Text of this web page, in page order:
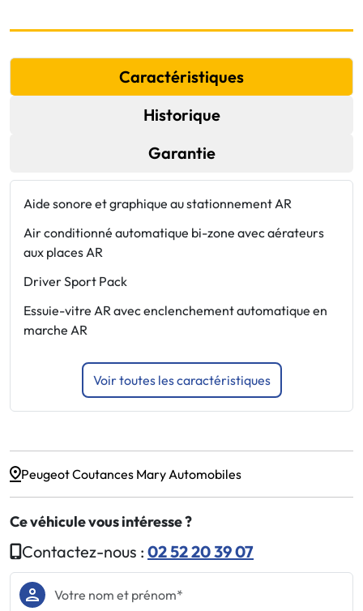
Caractéristiques
Historique
Garantie
Aide sonore et graphique au stationnement AR
Air conditionné automatique bi-zone avec aérateurs
aux places AR
Driver Sport Pack
Essuie-vitre AR avec enclenchement automatique en
marche AR
Voir toutes les caractéristiques
Peugeot Coutances Mary Automobiles
Ce véhicule vous intéresse ?
Contactez-nous : 02 52 20 39 07